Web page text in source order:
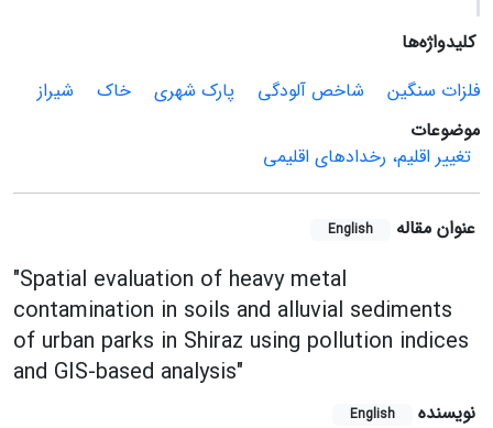
کلیدواژه‌ها
فلزات سنگین
شاخص آلودگی پارک شهری خاک
شیراز
موضوعات
تغییر اقلیم، رخدادهای اقلیمی
عنوان مقاله English
"Spatial evaluation of heavy metal
contamination in soils and alluvial sediments
of urban parks in Shiraz using pollution indices
and GIS-based analysis"
نویسنده English